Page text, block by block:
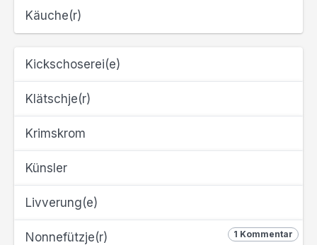
Käuche(r)
Kickschoserei(e)
Klätschje(r)
Krimskrom
Künsler
Livverung(e)
1 Kommentar
Nonnefützje(r)